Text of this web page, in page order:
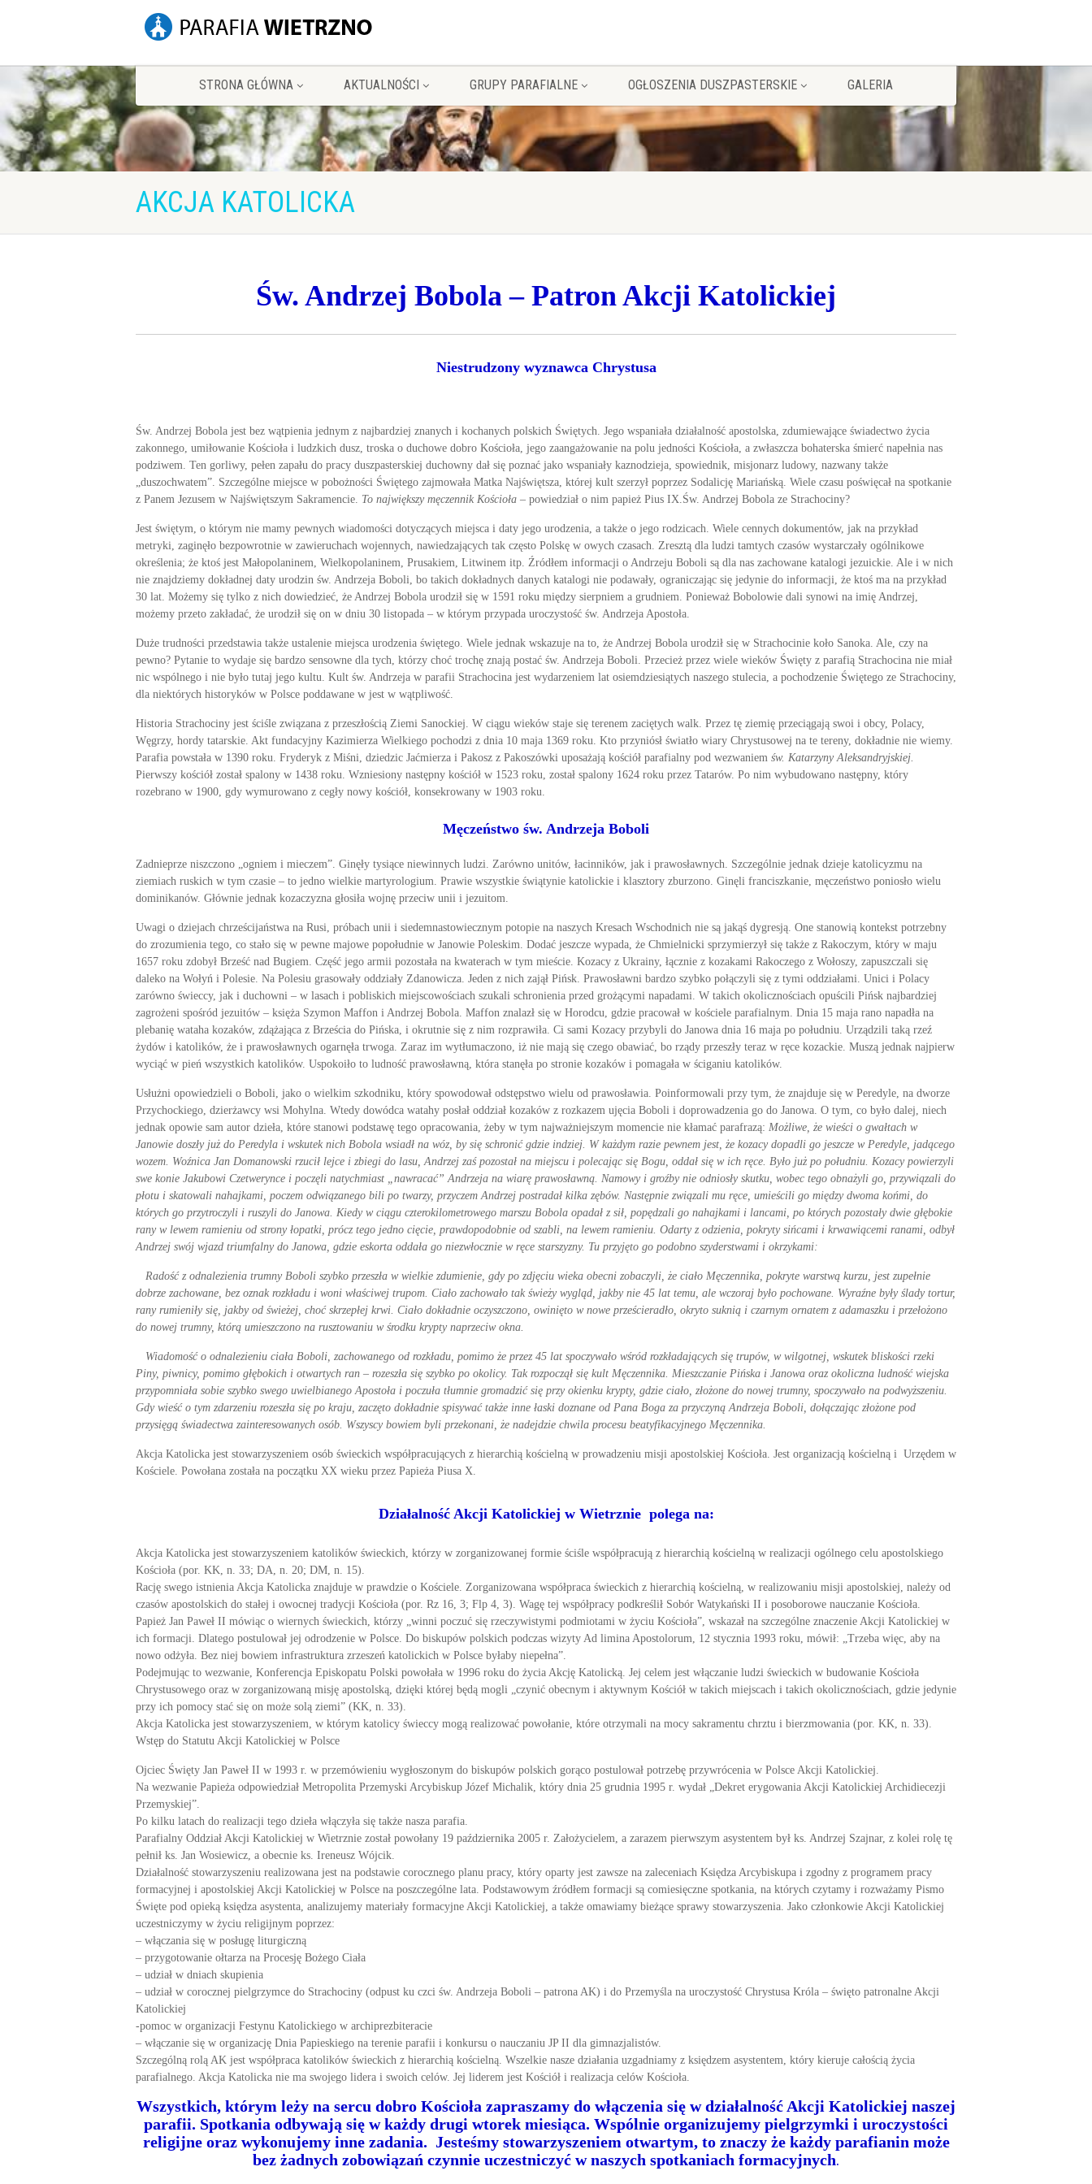
STRONA GŁÓWNA AKTUALNOŚCI GRUPY PARAFIALNE OGŁOSZENIA DUSZPASTERSKIE GALERIA
AKCJA KATOLICKA
Św. Andrzej Bobola – Patron Akcji Katolickiej
Niestrudzony wyznawca Chrystusa
Św. Andrzej Bobola jest bez wątpienia jednym z najbardziej znanych i kochanych polskich Świętych. Jego wspaniała działalność apostolska, zdumiewające świadectwo życia
zakonnego, umiłowanie Kościoła i ludzkich dusz, troska o duchowe dobro Kościoła, jego zaangażowanie na polu jedności Kościoła, a zwłaszcza bohaterska śmierć napełnia nas
podziwem. Ten gorliwy, pełen zapału do pracy duszpasterskiej duchowny dał się poznać jako wspaniały kaznodzieja, spowiednik, misjonarz ludowy, nazwany także
„duszochwatem”. Szczególne miejsce w pobożności Świętego zajmowała Matka Najświętsza, której kult szerzył poprzez Sodalicję Mariańską. Wiele czasu poświęcał na spotkanie
z Panem Jezusem w Najświętszym Sakramencie. To największy męczennik Kościoła – powiedział o nim papież Pius IX.Św. Andrzej Bobola ze Strachociny?
Jest świętym, o którym nie mamy pewnych wiadomości dotyczących miejsca i daty jego urodzenia, a także o jego rodzicach. Wiele cennych dokumen­tów, jak na przykład
metryki, zaginęło bezpo­wrotnie w zawieruchach wojennych, nawiedzają­cych tak często Polskę w owych czasach. Zresztą dla ludzi tamtych czasów wystar­czały ogólnikowe
określenia; że ktoś jest Mało­polaninem, Wielkopolaninem, Prusakiem, Litwi­nem itp. Źródłem informacji o Andrzeju Boboli są dla nas zachowane katalogi jezuickie. Ale i w nich
nie znajdziemy dokładnej daty urodzin św. Andrzeja Boboli, bo takich dokładnych da­nych katalogi nie podawały, ograniczając się je­dynie do informacji, że ktoś ma na przykład
30 lat. Możemy się tylko z nich dowiedzieć, że An­drzej Bobola urodził się w 1591 roku między sierpniem a grudniem. Ponieważ Bobolowie dali synowi na imię Andrzej,
możemy przeto zakładać, że urodził się on w dniu 30 listopada – w którym przypada uroczystość św. Andrzeja Apostoła.
Duże trudności przedstawia także ustalenie miejsca urodzenia świętego. Wiele jednak wskazu­je na to, że Andrzej Bobola urodził się w Strachocinie koło Sanoka. Ale, czy na
pewno? Pytanie to wydaje się bardzo sensowne dla tych, którzy choć trochę znają postać św. Andrzeja Boboli. Przecież przez wiele wieków Święty z parafią Strachocina nie miał
nic wspólnego i nie było tutaj jego kultu. Kult św. Andrzeja w parafii Strachocina jest wydarzeniem lat osiemdziesiątych naszego stulecia, a pochodzenie Świętego ze Strachociny,
dla niektórych historyków w Polsce poddawane w jest w wątpliwość.
Historia Strachociny jest ściśle związana z przeszłością Ziemi Sanockiej. W ciągu wieków staje się terenem zaciętych walk. Przez tę ziemię przeciągają swoi i obcy, Polacy,
Węgrzy, hordy tatarskie. Akt fundacyjny Kazimierza Wielkiego pochodzi z dnia 10 maja 1369 roku. Kto przyniósł światło wiary Chrystusowej na te tereny, dokładnie nie wiemy.
Parafia powstała w 1390 roku. Fryderyk z Miśni, dziedzic Jaćmierza i Pakosz z Pakoszówki uposażają kościół parafialny pod wezwaniem św. Katarzyny Aleksandryjskiej.
Pierwszy kościół został spalony w 1438 roku. Wzniesiony następny kościół w 1523 roku, został spalony 1624 roku przez Tatarów. Po nim wybudowano następny, który
rozebrano w 1900, gdy wymurowano z cegły nowy kościół, konsekrowany w 1903 roku.
Męczeństwo św. Andrzeja Boboli
Zadnieprze niszczono „ogniem i mieczem”. Ginęły tysiące niewinnych ludzi. Zarówno unitów, łacinników, jak i prawosław­nych. Szczególnie jednak dzieje katolicyzmu na
ziemiach ruskich w tym czasie – to jedno wielkie martyrologium. Prawie wszystkie świątynie ka­tolickie i klasztory zburzono. Ginęli franciszka­nie, męczeństwo poniosło wielu
dominikanów. Głównie jednak kozaczyzna głosiła wojnę prze­ciw unii i jezuitom.
Uwagi o dziejach chrześcijaństwa na Rusi, próbach unii i siedemnastowiecznym potopie na naszych Kresach Wschodnich nie są jakąś dy­gresją. One stanowią kontekst potrzebny
do zro­zumienia tego, co stało się w pewne majowe po­południe w Janowie Poleskim. Dodać jeszcze wypada, że Chmielnicki sprzymierzył się także z Rakoczym, który w maju
1657 roku zdobył Brześć nad Bugiem. Część jego armii pozostała na kwaterach w tym mieście. Kozacy z Ukrainy, łącznie z kozakami Rakoczego z Wołoszy, za­puszczali się
daleko na Wołyń i Polesie. Na Polesiu grasowały oddziały Zdanowicza. Jeden z nich zajął Pińsk. Prawosławni bardzo szybko połączyli się z tymi oddziałami. Unici i Polacy
zarówno świeccy, jak i duchowni – w lasach i po­bliskich miejscowościach szukali schronienia przed grożącymi napadami. W takich okoliczno­ściach opuścili Pińsk najbardziej
zagrożeni spo­śród jezuitów – księża Szymon Maffon i Andrzej Bobola. Maffon znalazł się w Horodcu, gdzie pracował w kościele parafialnym. Dnia 15 maja rano napadła na
plebanię wataha kozaków, zdą­żająca z Brześcia do Pińska, i okrutnie się z nim rozprawiła. Ci sami Kozacy przybyli do Janowa dnia 16 maja po południu. Urządzili taką rzeź
żydów i katolików, że i prawosławnych ogarnęła trwoga. Zaraz im wytłumaczono, iż nie mają się czego obawiać, bo rządy przeszły teraz w ręce kozackie. Muszą jednak najpierw
wyciąć w pień wszystkich katolików. Uspokoiło to ludność prawosławną, która stanęła po stronie kozaków i pomagała w ściganiu katolików.
Usłużni opowiedzieli o Boboli, jako o wielkim szkodniku, który spowodował odstępstwo wielu od prawosławia. Poinformowali przy tym, że znajduje się w Peredyle, na dworze
Przychockiego, dzierżawcy wsi Mohylna. Wtedy dowódca watahy posłał oddział kozaków z rozkazem uję­cia Boboli i doprowadzenia go do Janowa. O tym, co było dalej, niech
jednak opowie sam autor dzieła, które stanowi podstawę tego opracowania, żeby w tym najważniejszym momencie nie kłamać parafrazą: Możliwe, że wieści o gwałtach w
Janowie do­szły już do Peredyla i wskutek nich Bobola wsiadł na wóz, by się schronić gdzie indziej. W każdym razie pewnem jest, że kozacy dopadli go jeszcze w Peredyle, jadącego
wozem. Woźnica Jan Domanowski rzucił lejce i zbiegi do lasu, Andrzej zaś pozostał na miejscu i polecając się Bogu, oddał się w ich ręce. Było już po połu­dniu. Kozacy powierzyli
swe konie Jakubowi Czetwerynce i poczęli natychmiast „nawracać” Andrzeja na wiarę prawosławną. Namowy i groźby nie odniosły skutku, wobec tego obna­żyli go, przywiązali do
płotu i skatowali nahajkami, poczem odwiązanego bili po twarzy, przyczem Andrzej postradał kilka zębów. Następnie związali mu ręce, umieścili go między dwoma końmi, do
których go przytroczyli i ruszyli do Janowa. Kiedy w ciągu czterokilometrowego marszu Bobola opadał z sił, popędzali go nahajkami i lancami, po których pozostały dwie głę­bokie
rany w lewem ramieniu od strony łopatki, prócz tego jedno cięcie, prawdopodobnie od sza­bli, na lewem ramieniu. Odarty z odzienia, pokryty sińcami i krwawiącemi ranami, odbył
Andrzej swój wjazd triumfal­ny do Janowa, gdzie eskorta oddała go nie­zwłocznie w ręce starszyzny. Tu przyjęto go po­dobno szyderstwami i okrzykami:
Radość z odnalezienia trumny Boboli szybko przeszła w wielkie zdumienie, gdy po zdjęciu wieka obecni zobaczyli, że ciało Męczennika, po­kryte warstwą kurzu, jest zupełnie
dobrze za­chowane, bez oznak rozkładu i woni właściwej trupom. Ciało zachowało tak świeży wygląd, jak­by nie 45 lat temu, ale wczoraj było pochowane. Wyraźne były ślady tortur,
rany rumieniły się, jakby od świeżej, choć skrzepłej krwi. Ciało do­kładnie oczyszczono, owinięto w nowe prześcieradło, okryto suknią i czarnym ornatem z adamaszku i przełożono
do nowej trumny, którą umieszczono na rusztowaniu w środku krypty na­przeciw okna.
Wiadomość o odnalezieniu ciała Boboli, zacho­wanego od rozkładu, pomimo że przez 45 lat spo­czywało wśród rozkładających się trupów, w wil­gotnej, wskutek bliskości rzeki
Piny, piwnicy, po­mimo głębokich i otwartych ran – rozeszła się szybko po okolicy. Tak rozpoczął się kult Mę­czennika. Mieszczanie Pińska i Janowa oraz oko­liczna ludność wiejska
przypomniała sobie szyb­ko swego uwielbianego Apostoła i poczuła tłum­nie gromadzić się przy okienku krypty, gdzie ciało, złożone do nowej trumny, spoczywało na podwyższeniu.
Gdy wieść o tym zdarzeniu rozeszła się po kraju, zaczęto dokładnie spisywać także inne ła­ski doznane od Pana Boga za przyczyną Andrze­ja Boboli, dołączając złożone pod
przysięgą świa­dectwa zainteresowanych osób. Wszyscy bowiem byli przekonani, że nadejdzie chwila procesu bea­tyfikacyjnego Męczennika.
Akcja Katolicka jest stowarzyszeniem osób świeckich współpracujących z hierarchią kościelną w prowadzeniu misji apostolskiej Kościoła. Jest organizacją kościelną i Urzędem w
Kościele. Powołana została na początku XX wieku przez Papieża Piusa X.
Działalność Akcji Katolickiej w Wietrznie polega na:
Akcja Katolicka jest stowarzyszeniem katolików świeckich, którzy w zorganizowanej formie ściśle współpracują z hierarchią kościelną w realizacji ogólnego celu apostolskiego
Kościoła (por. KK, n. 33; DA, n. 20; DM, n. 15).
Rację swego istnienia Akcja Katolicka znajduje w prawdzie o Kościele. Zorganizowana współpraca świeckich z hierarchią kościelną, w realizowaniu misji apostolskiej, należy od
czasów apostolskich do stałej i owocnej tradycji Kościoła (por. Rz 16, 3; Flp 4, 3). Wagę tej współpracy podkreślił Sobór Watykański II i posoborowe nauczanie Kościoła.
Papież Jan Paweł II mówiąc o wiernych świeckich, którzy „winni poczuć się rzeczywistymi podmiotami w życiu Kościoła”, wskazał na szczególne znaczenie Akcji Katolickiej w
ich formacji. Dlatego postulował jej odrodzenie w Polsce. Do biskupów polskich podczas wizyty Ad limina Apostolorum, 12 stycznia 1993 roku, mówił: „Trzeba więc, aby na
nowo odżyła. Bez niej bowiem infrastruktura zrzeszeń katolickich w Polsce byłaby niepełna”.
Podejmując to wezwanie, Konferencja Episkopatu Polski powołała w 1996 roku do życia Akcję Katolicką. Jej celem jest włączanie ludzi świeckich w budowanie Kościoła
Chrystusowego oraz w zorganizowaną misję apostolską, dzięki której będą mogli „czynić obecnym i aktywnym Kościół w takich miejscach i takich okolicznościach, gdzie jedynie
przy ich pomocy stać się on może solą ziemi” (KK, n. 33).
Akcja Katolicka jest stowarzyszeniem, w którym katolicy świeccy mogą realizować powołanie, które otrzymali na mocy sakramentu chrztu i bierzmowania (por. KK, n. 33).
Wstęp do Statutu Akcji Katolickiej w Polsce
Ojciec Święty Jan Paweł II w 1993 r. w przemówieniu wygłoszonym do biskupów polskich gorąco postulował potrzebę przywrócenia w Polsce Akcji Katolickiej.
Na wezwanie Papieża odpowiedział Metropolita Przemyski Arcybiskup Józef Michalik, który dnia 25 grudnia 1995 r. wydał „Dekret erygowania Akcji Katolickiej Archidiecezji
Przemyskiej”.
Po kilku latach do realizacji tego dzieła włączyła się także nasza parafia.
Parafialny Oddział Akcji Katolickiej w Wietrznie został powołany 19 października 2005 r. Założycielem, a zarazem pierwszym asystentem był ks. Andrzej Szajnar, z kolei rolę tę
pełnił ks. Jan Wosiewicz, a obecnie ks. Ireneusz Wójcik.
Działalność stowarzyszeniu realizowana jest na podstawie corocznego planu pracy, który oparty jest zawsze na zaleceniach Księdza Arcybiskupa i zgodny z programem pracy
formacyjnej i apostolskiej Akcji Katolickiej w Polsce na poszczególne lata. Podstawowym źródłem formacji są comiesięczne spotkania, na których czytamy i rozważamy Pismo
Święte pod opieką księdza asystenta, analizujemy materiały formacyjne Akcji Katolickiej, a także omawiamy bieżące sprawy stowarzyszenia. Jako członkowie Akcji Katolickiej
uczestniczymy w życiu religijnym poprzez:
– włączania się w posługę liturgiczną
– przygotowanie ołtarza na Procesję Bożego Ciała
– udział w dniach skupienia
– udział w corocznej pielgrzymce do Strachociny (odpust ku czci św. Andrzeja Boboli – patrona AK) i do Przemyśla na uroczystość Chrystusa Króla – święto patronalne Akcji
Katolickiej
-pomoc w organizacji Festynu Katolickiego w archiprezbiteracie
– włączanie się w organizację Dnia Papieskiego na terenie parafii i konkursu o nauczaniu JP II dla gimnazjalistów.
Szczególną rolą AK jest współpraca katolików świeckich z hierarchią kościelną. Wszelkie nasze działania uzgadniamy z księdzem asystentem, który kieruje całością życia
parafialnego. Akcja Katolicka nie ma swojego lidera i swoich celów. Jej liderem jest Kościół i realizacja celów Kościoła.
Wszystkich, którym leży na sercu dobro Kościoła zapraszamy do włączenia się w działalność Akcji Katolickiej naszej
parafii. Spotkania odbywają się w każdy drugi wtorek miesiąca. Wspólnie organizujemy pielgrzymki i uroczystości
religijne oraz wykonujemy inne zadania. Jesteśmy stowarzyszeniem otwartym, to znaczy że każdy parafianin może
bez żadnych zobowiązań czynnie uczestniczyć w naszych spotkaniach formacyjnych.